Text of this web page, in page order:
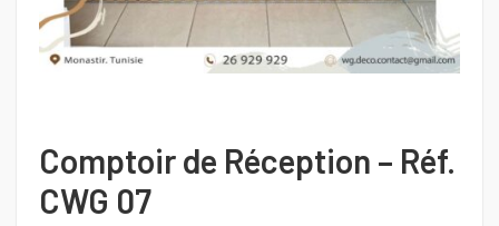
Comptoir de Réception – Réf.
CWG 07